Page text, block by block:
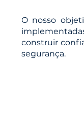
O nosso
construir
segurança.